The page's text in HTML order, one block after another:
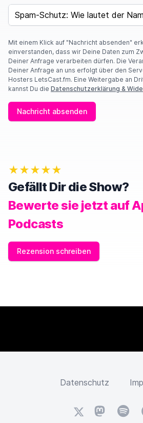
SPAM CAPTCHA
Mit einem Klick auf "Nachricht absenden"
einverstanden, dass wir Deine Daten zum
Deiner Anfrage verarbeiten dürfen. Die
Deiner Anfrage an uns erfolgt über den
Hosters LetsCast.fm. Eine Weitergabe an
kannst Du die Datenschutzerklärung &
Nachricht absenden
★★★★★
Gefällt Dir die Show?
Bewerte sie jetzt auf
Podcasts
Rezension schreiben
Datenschutz
X MastodonSpotify